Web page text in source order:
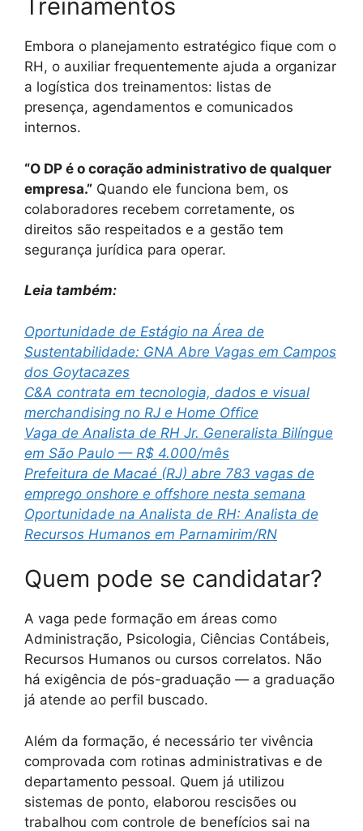
Treinamentos
Embora o planejamento estratégico fique com o
RH, o auxiliar frequentemente ajuda a organizar
a logística dos treinamentos: listas de
presença, agendamentos e comunicados
internos.
“O DP é o coração administrativo de qualquer
empresa.” Quando ele funciona bem, os
colaboradores recebem corretamente, os
direitos são respeitados e a gestão tem
segurança jurídica para operar.
Leia também:
Oportunidade de Estágio na Área de
Sustentabilidade: GNA Abre Vagas em Campos
dos Goytacazes
C&A contrata em tecnologia, dados e visual
merchandising no RJ e Home Office
Vaga de Analista de RH Jr. Generalista Bilíngue
em São Paulo — R$ 4.000/mês
Prefeitura de Macaé (RJ) abre 783 vagas de
emprego onshore e offshore nesta semana
Oportunidade na Analista de RH: Analista de
Recursos Humanos em Parnamirim/RN
Quem pode se candidatar?
A vaga pede formação em áreas como
Administração, Psicologia, Ciências Contábeis,
Recursos Humanos ou cursos correlatos. Não
há exigência de pós-graduação — a graduação
já atende ao perfil buscado.
Além da formação, é necessário ter vivência
comprovada com rotinas administrativas e de
departamento pessoal. Quem já utilizou
sistemas de ponto, elaborou rescisões ou
trabalhou com controle de benefícios sai na